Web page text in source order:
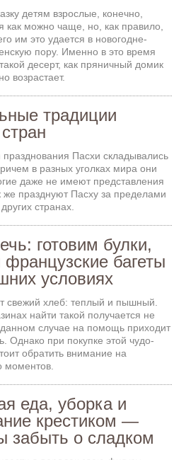
детям взрослые, конечно,
как можно чаще, но, как правило,
им это удается в новогодне-
пору. Именно в это время
десерт, как пряничный домик
возрастает.
традиции
Пасхи складывались
в разных уголках мира они
даже не имеют представления
же празднуют Пасху за пределами
странах.
готовим булки,
французские багеты
условиях
свежий хлеб: теплый и пышный.
найти такой получается не
данном случае на помощь приходит
Однако при покупке этой чудо-
обратить внимание на
моментов.
еда, уборка и
крестиком —
забыть о сладком